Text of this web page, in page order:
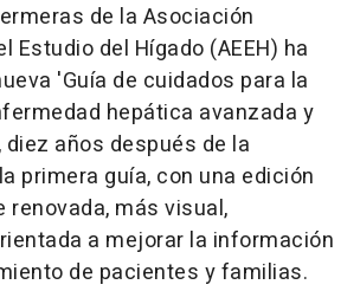
de la Asociación
Estudio del Hígado (AEEH) ha
'Guía de cuidados para la
hepática avanzada y
años después de la
primera guía, con una edición
más visual,
a mejorar la información
de pacientes y familias.